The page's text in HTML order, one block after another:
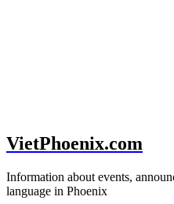
VietPhoenix.com
Information about events,
language in Phoenix